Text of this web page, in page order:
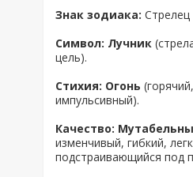
Знак зодиака: Стрелец
Символ: Лучник
цель).
Стихия: Огонь
импульсивный).
Качество:
изменчивый, гибкий,
подстраивающийся под